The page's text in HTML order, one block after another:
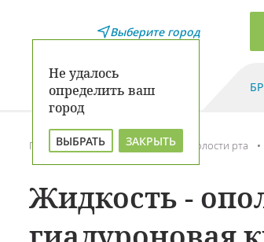
Выберите город
Не удалось
определить ваш
город
ВЫБРАТЬ ЗАКРЫТЬ
Главная Каталог Гигиена полости рта
Жидкость -